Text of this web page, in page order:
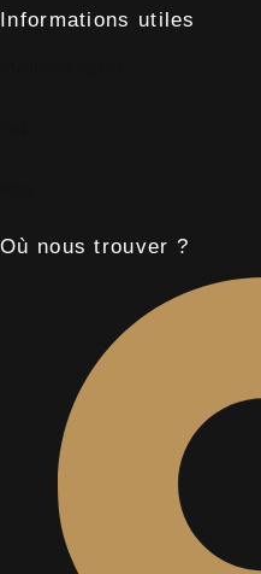
Informations utiles
Où nous trouver ?